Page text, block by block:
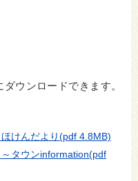
ウンロードできます。
けんだより(pdf 4.8MB)
タウンinformation(pdf